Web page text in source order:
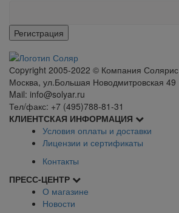
Сopyright 2005-2022 © Компания Солярис
Москва, ул.Большая Новодмитровская 49
Mail: info@solyar.ru
Тел/факс: +7 (495)788-81-31
КЛИЕНТСКАЯ ИНФОРМАЦИЯ
Условия оплаты и доставки
Лицензии и сертификаты
Контакты
ПРЕСС-ЦЕНТР
О магазине
Новости